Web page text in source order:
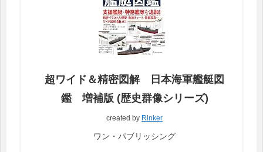
超ワイド＆精密図解 日本海軍艦艇図
鑑 増補版 (歴史群像シリーズ)
created by Rinker
ワン・パブリッシング